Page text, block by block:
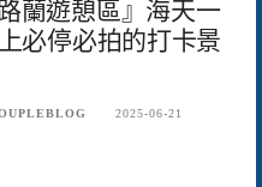
蘭遊憩區』海天一
必停必拍的打卡景
2025-06-21